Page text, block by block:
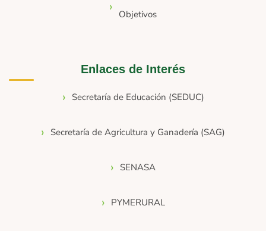
Objetivos
Enlaces de Interés
Secretaría de Educación (SEDUC)
Secretaría de Agricultura y Ganadería (SAG)
SENASA
PYMERURAL